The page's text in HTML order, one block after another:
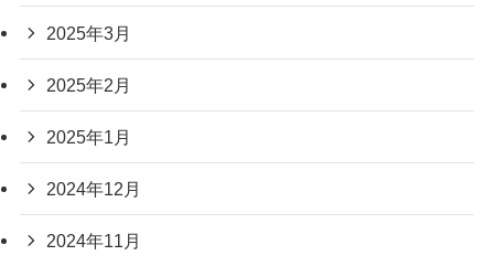
2025年3月
2025年2月
2025年1月
2024年12月
2024年11月